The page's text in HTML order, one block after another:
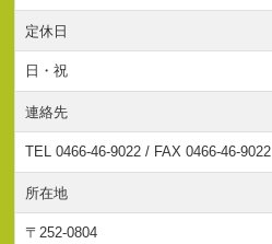
定休日
日・祝
連絡先
TEL 0466-46-9022 / FAX 0466-46-9022
所在地
〒252-0804